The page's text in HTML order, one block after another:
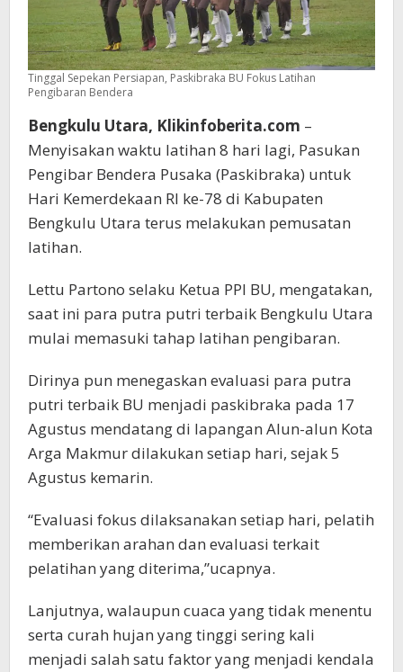
Tinggal Sepekan Persiapan, Paskibraka BU Fokus Latihan
Pengibaran Bendera
Bengkulu Utara, Klikinfoberita.com –
Menyisakan waktu latihan 8 hari lagi, Pasukan
Pengibar Bendera Pusaka (Paskibraka) untuk
Hari Kemerdekaan RI ke-78 di Kabupaten
Bengkulu Utara terus melakukan pemusatan
latihan.
Lettu Partono selaku Ketua PPI BU, mengatakan,
saat ini para putra putri terbaik Bengkulu Utara
mulai memasuki tahap latihan pengibaran.
Dirinya pun menegaskan evaluasi para putra
putri terbaik BU menjadi paskibraka pada 17
Agustus mendatang di lapangan Alun-alun Kota
Arga Makmur dilakukan setiap hari, sejak 5
Agustus kemarin.
“Evaluasi fokus dilaksanakan setiap hari, pelatih
memberikan arahan dan evaluasi terkait
pelatihan yang diterima,”ucapnya.
Lanjutnya, walaupun cuaca yang tidak menentu
serta curah hujan yang tinggi sering kali
menjadi salah satu faktor yang menjadi kendala